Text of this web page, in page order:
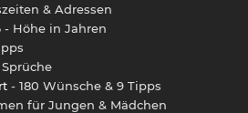
& Adressen
- Höhe in Jahren
Sprüche
- 180 Wünsche & 9 Tipps
für Jungen & Mädchen